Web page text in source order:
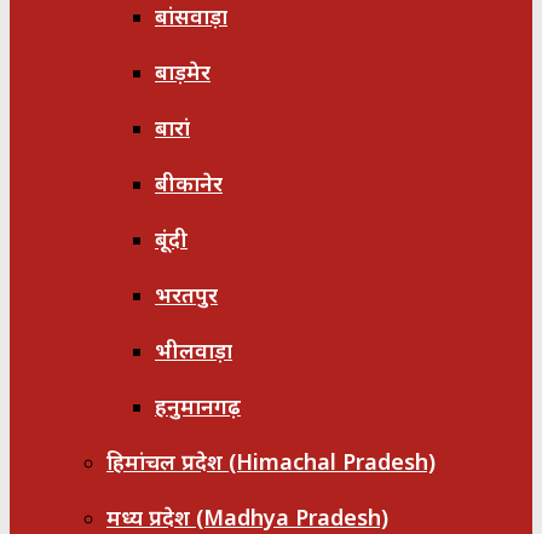
बांसवाड़ा
बाड़मेर
बारां
बीकानेर
बूंदी
भरतपुर
भीलवाड़ा
हनुमानगढ़
हिमांचल प्रदेश (Himachal Pradesh)
मध्य प्रदेश (Madhya Pradesh)